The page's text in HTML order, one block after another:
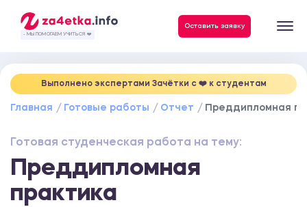
- МЫ ПОМОГАЕМ УЧИТЬСЯ ❤️
Оставить заявку
Выполнено экспертами Зачётки c ❤️ к студентам
Главная Готовые работы Отчет Преддипломная
Готовая студенческая работа на тему:
Преддипломная
практика